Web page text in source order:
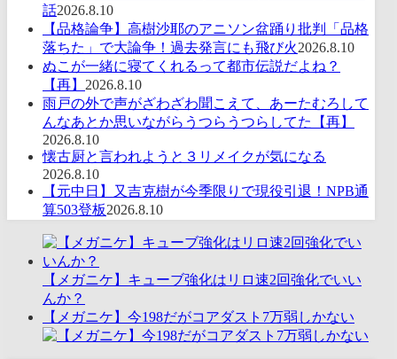
話2026.8.10
【品格論争】高樹沙耶のアニソン盆踊り批判「品格
落ちた」で大論争！過去発言にも飛び火2026.8.10
ぬこが一緒に寝てくれるって都市伝説だよね？
【再】 2026.8.10
雨戸の外で声がざわざわ聞こえて、あーたむろして
んなあとか思いながらうつらうつらしてた【再】
2026.8.10
懐古厨と言われようと３リメイクが気になる
2026.8.10
【元中日】又吉克樹が今季限りで現役引退！NPB通
算503登板2026.8.10
【メガニケ】キューブ強化はリロ速2回強化でいい
んか？
【メガニケ】今198だがコアダスト7万弱しかない